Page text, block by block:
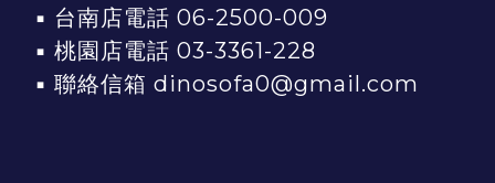
▪ 台南店電話 06-2500-009
▪ 桃園店電話 03-3361-228
▪ 聯絡信箱 dinosofa0@gmail.com